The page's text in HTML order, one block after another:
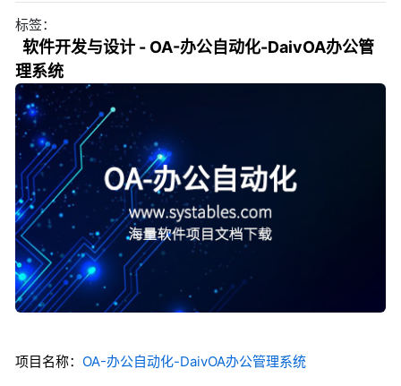
标签：
软件开发与设计 - OA-办公自动化-DaivOA办公管
理系统
项目名称： OA-办公自动化-DaivOA办公管理系统